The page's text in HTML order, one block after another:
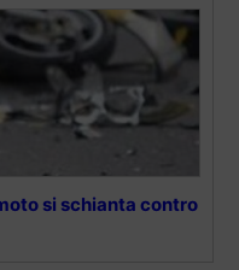
si schianta contro